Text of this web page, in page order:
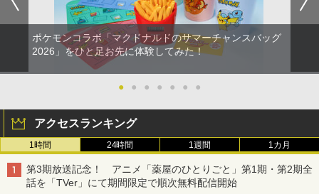
ポケモンコラボ「マクドナルドのサマーチャンスバッグ
2026」をひと足お先に体験してみた！
● ● ● ● ● ● ●
アクセスランキング
1時間 24時間 1週間 1カ月
第3期放送記念！ アニメ「薬屋のひとりごと」第1期・第2期全
話を「TVer」にて期間限定で順次無料配信開始